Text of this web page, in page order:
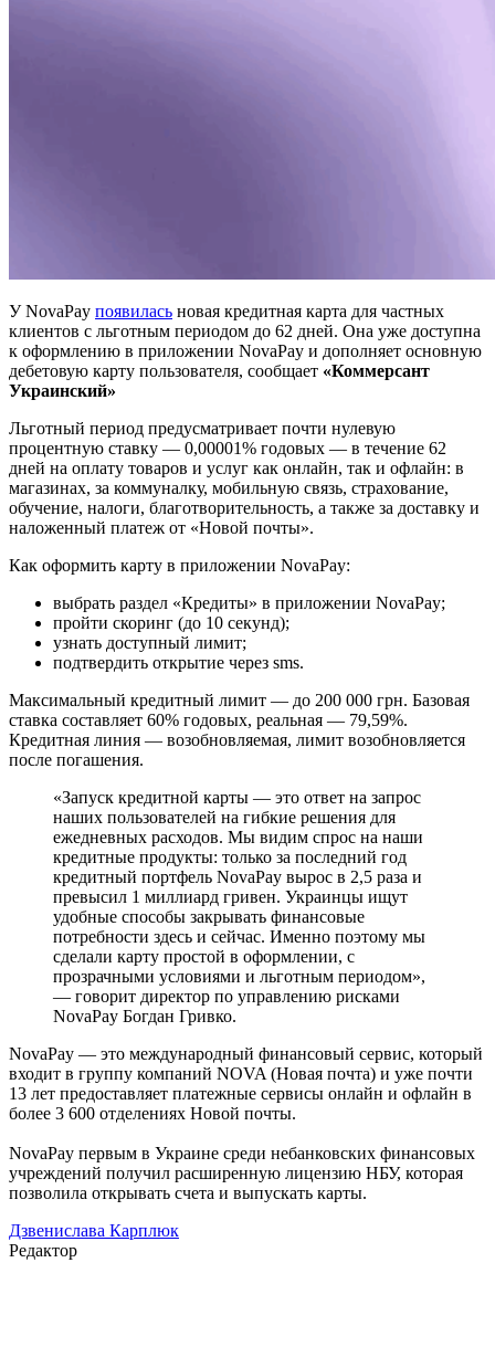
У NovaPay появилась новая кредитная карта для частных
клиентов с льготным периодом до 62 дней. Она уже доступна
к оформлению в приложении NovaPay и дополняет основную
дебетовую карту пользователя, сообщает «Коммерсант
Украинский»
Льготный период предусматривает почти нулевую
процентную ставку — 0,00001% годовых — в течение 62
дней на оплату товаров и услуг как онлайн, так и офлайн: в
магазинах, за коммуналку, мобильную связь, страхование,
обучение, налоги, благотворительность, а также за доставку и
наложенный платеж от «Новой почты».
Как оформить карту в приложении NovaPay:
выбрать раздел «Кредиты» в приложении NovaPay;
пройти скоринг (до 10 секунд);
узнать доступный лимит;
подтвердить открытие через sms.
Максимальный кредитный лимит — до 200 000 грн. Базовая
ставка составляет 60% годовых, реальная — 79,59%.
Кредитная линия — возобновляемая, лимит возобновляется
после погашения.
«Запуск кредитной карты — это ответ на запрос
наших пользователей на гибкие решения для
ежедневных расходов. Мы видим спрос на наши
кредитные продукты: только за последний год
кредитный портфель NovaPay вырос в 2,5 раза и
превысил 1 миллиард гривен. Украинцы ищут
удобные способы закрывать финансовые
потребности здесь и сейчас. Именно поэтому мы
сделали карту простой в оформлении, с
прозрачными условиями и льготным периодом»,
— говорит директор по управлению рисками
NovaPay Богдан Гривко.
NovaPay — это международный финансовый сервис, который
входит в группу компаний NOVA (Новая почта) и уже почти
13 лет предоставляет платежные сервисы онлайн и офлайн в
более 3 600 отделениях Новой почты.
NovaPay первым в Украине среди небанковских финансовых
учреждений получил расширенную лицензию НБУ, которая
позволила открывать счета и выпускать карты.
Дзвенислава Карплюк
Редактор